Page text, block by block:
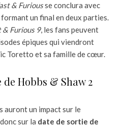
& Furiousse conclura avec
un final en deux parties.
& Furious 9, les fans peuvent
épiques qui viendront
Toretto et sa famille de cœur.
Hobbs & Shaw 2
auront un impact sur le
sur la date de sortie de